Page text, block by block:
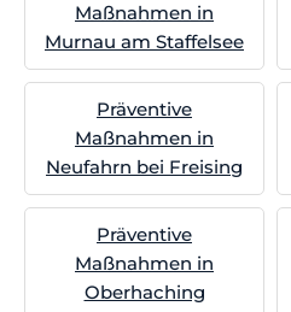
Maßnahmen in
Murnau am Staffelsee
Präventive
Maßnahmen in
Neufahrn bei Freising
Präventive
Maßnahmen in
Oberhaching